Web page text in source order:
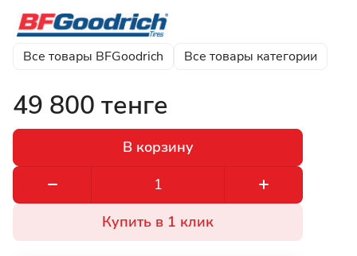
Все товары BFGoodrich Все товары категории
49 800 тенге
В корзину
Купить в 1 клик